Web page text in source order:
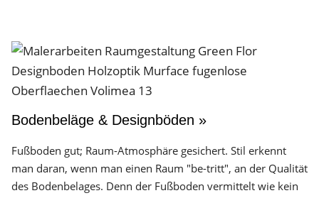
Bodenbeläge & Designböden »
Fußboden gut; Raum-Atmosphäre gesichert. Stil erkennt
man daran, wenn man einen Raum "be-tritt", an der Qualität
des Boden­belages. Denn der Fuß­boden vermittelt wie kein